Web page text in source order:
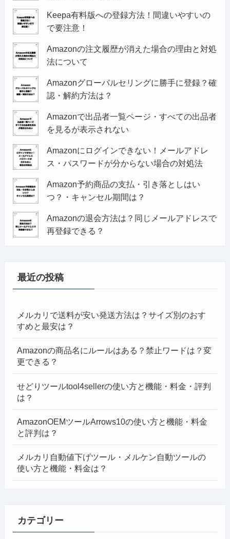
Keepa有料版への登録方法！間違いやすいの
で要注意！
Amazonの注文履歴が消えた場合の理由と対処
法について
Amazonグローバルセリングに勝手に登録？確
認・解約方法は？
Amazonで出品者一覧ページ・すべての出品者
を見るが表示されない
Amazonにログインできない！メールアドレ
ス・パスワードが分からない場合の対処法
Amazon予約商品の支払・引き落としはい
つ？・キャンセル期間は？
Amazonの退会方法は？同じメールアドレスで
再登録できる？
最近の投稿
メルカリで送料が安い発送方法は？サイズ別のおす
すめと最安は？
Amazonの商品名にルールはある？禁止ワードは？変
更できる？
せどりツールtool4sellerの使い方と機能・料金・評判
は？
AmazonOEMツールArrows10の使い方と機能・料金
と評判は？
メルカリ自動値下げツール・メルケン自動ツールの
使い方と機能・料金は？
カテゴリー